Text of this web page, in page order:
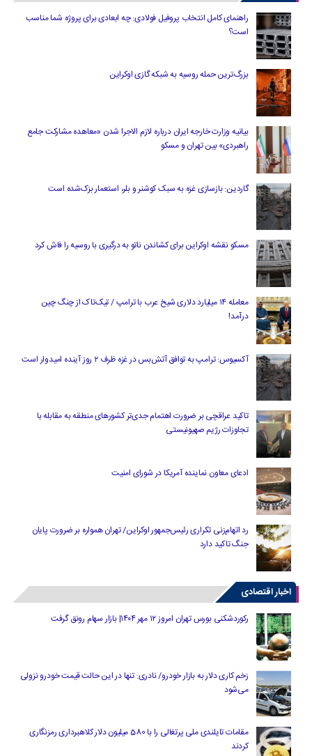
راهنمای کامل انتخاب پروفیل فولادی: چه ابعادی برای پروژه شما مناسب
است؟
بزرگ‌ترین حمله روسیه به شبکه گازی اوکراین
بیانیه وزارت خارجه ایران درباره لازم‌ الاجرا شدن «معاهده مشارکت جامع
راهبردی» بین تهران و مسکو
گاردین: بازسازی غزه به سبک کوشنر و بلر، استعمار بزک‌شده است
مسکو نقشه اوکراین برای کشاندن ناتو به درگیری با روسیه را فاش کرد
معامله ۱۴ میلیارد دلاری شیخ عرب با ترامپ / تیک‌تاک از چنگ چین
درآمد!
آکسیوس: ترامپ به توافق آتش‌بس در غزه ظرف ۲ روز آینده امیدوار است
تاکید عراقچی بر ضرورت اهتمام جدی‌تر کشورهای منطقه به مقابله با
تجاوزات رژیم صهیونیستی
ادعای معاون نماینده آمریکا در شورای امنیت
رد اتهام‌زنی تکراری رئیس‌جمهور اوکراین/ تهران همواره بر ضرورت پایان
جنگ تاکید دارد
اخبار اقتصادی
رکوردشکنی بورس تهران امروز ۱۲ مهر ۱۴۰۴| بازار سهام رونق گرفت
زخم کاری دلار به بازار خودرو/ نادری: تنها در این حالت قیمت خودرو نزولی
می‌شود
مقامات تایلندی ملی پرتغالی را با 580 میلیون دلار کلاهبرداری رمزنگاری
کردند